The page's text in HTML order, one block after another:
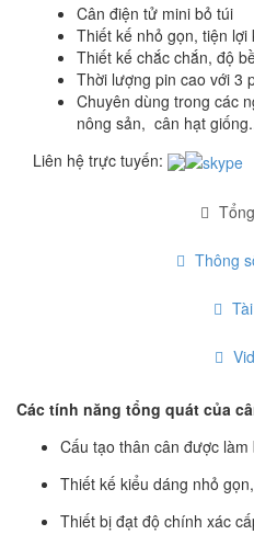
Cân điện tử mini bỏ túi
Thiết kế nhỏ gọn, tiện lợi
Thiết kế chắc chắn, độ
Thời lượng pin cao với 3
Chuyên dùng trong các
nông sản, cân hạt
Liên hệ trực tuyến:
Thông
Các tính năng tổng quát của
Cấu tạo thân cân được
Thiết kế kiểu dáng nhỏ
Thiết bị đạt độ chính xác